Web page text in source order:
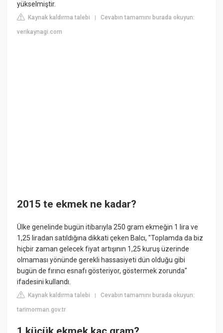
yükselmiştir.
Kaynak kaldırma talebi |Cevabın tamamını burada okuyun:
verikaynagi.com
2015 te ekmek ne kadar?
Ülke genelinde bugün itibarıyla 250 gram ekmeğin 1 lira ve
1,25 liradan satıldığına dikkati çeken Balcı, "Toplamda da biz
hiçbir zaman gelecek fiyat artışının 1,25 kuruş üzerinde
olmaması yönünde gerekli hassasiyeti dün olduğu gibi
bugün de fırıncı esnafı gösteriyor, göstermek zorunda"
ifadesini kullandı.
Kaynak kaldırma talebi |Cevabın tamamını burada okuyun:
tarimorman.gov.tr